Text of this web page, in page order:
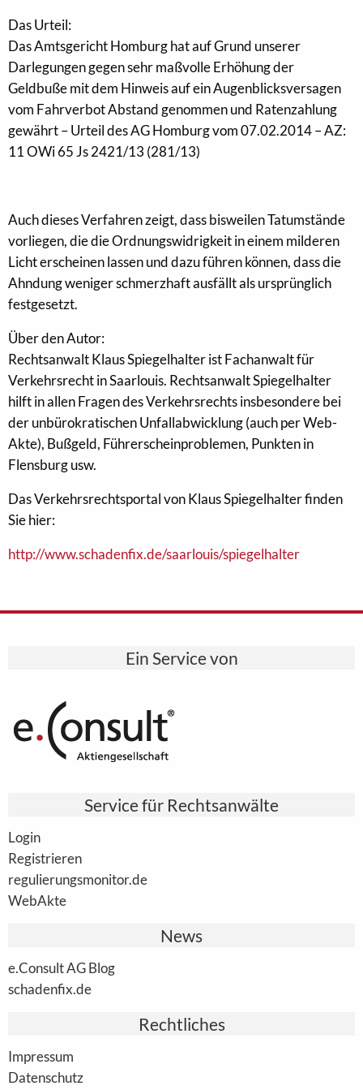
Das Urteil:
Das Amtsgericht Homburg hat auf Grund unserer
Darlegungen gegen sehr maßvolle Erhöhung der
Geldbuße mit dem Hinweis auf ein Augenblicksversagen
vom Fahrverbot Abstand genommen und Ratenzahlung
gewährt – Urteil des AG Homburg vom 07.02.2014 – AZ:
11 OWi 65 Js 2421/13 (281/13)
Auch dieses Verfahren zeigt, dass bisweilen Tatumstände
vorliegen, die die Ordnungswidrigkeit in einem milderen
Licht erscheinen lassen und dazu führen können, dass die
Ahndung weniger schmerzhaft ausfällt als ursprünglich
festgesetzt.
Über den Autor:
Rechtsanwalt Klaus Spiegelhalter ist Fachanwalt für
Verkehrsrecht in Saarlouis. Rechtsanwalt Spiegelhalter
hilft in allen Fragen des Verkehrsrechts insbesondere bei
der unbürokratischen Unfallabwicklung (auch per Web-
Akte), Bußgeld, Führerscheinproblemen, Punkten in
Flensburg usw.
Das Verkehrsrechtsportal von Klaus Spiegelhalter finden
Sie hier:
http://www.schadenfix.de/saarlouis/spiegelhalter
Ein Service von
Service für Rechtsanwälte
Login
Registrieren
regulierungsmonitor.de
WebAkte
News
e.Consult AG Blog
schadenfix.de
Rechtliches
Impressum
Datenschutz